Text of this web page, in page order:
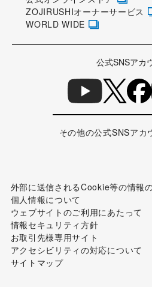
ZOJIRUSHIオーナーサービス
WORLD WIDE
公式SNSアカ
その他の公式SNSアカ
外部に送信されるCookie等の情報
個人情報について
ウェブサイトのご利用にあたって
情報セキュリティ方針
お取引先様専用サイト
アクセシビリティの対応について
サイトマップ